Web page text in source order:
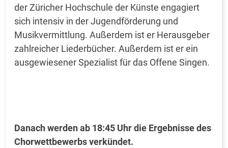
der Züricher Hochschule der Künste engagiert
sich intensiv in der Jugendförderung und
Musikvermittlung. Außerdem ist er Herausgeber
zahlreicher Liederbücher. Außerdem ist er ein
ausgewiesener Spezialist für das Offene Singen.
Danach werden ab 18:45 Uhr die Ergebnisse des
Chorwettbewerbs verkündet.